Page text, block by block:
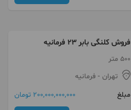
فروش کلنگی بابر ۲۳ فرمانیه
500 متر
تهران - فرمانیه
مبلغ
200,000,000,000 تومان